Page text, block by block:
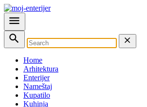
Home
Arhitektura
Enterijer
Nameštaj
Kupatilo
Kuhinja